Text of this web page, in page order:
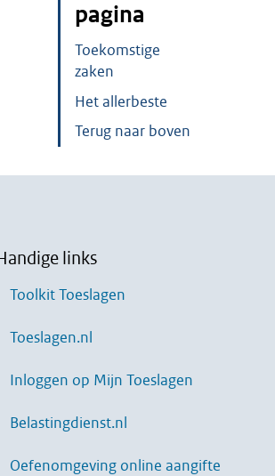
pagina
Toekomstige
zaken
Het allerbeste
Terug naar boven
links
Toolkit Toeslagen
Toeslagen.nl
Inloggen op Mijn Toeslagen
Belastingdienst.nl
Oefenomgeving online aangifte